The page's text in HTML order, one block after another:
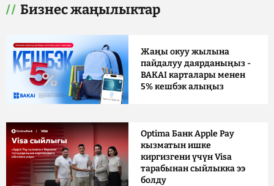
Бизнес жаңылыктар
Жаңы окуу жылына
пайдалуу даярданыңыз -
BAKAI карталары менен
5% кешбэк алыңыз
Optima Банк Apple Pay
кызматын ишке
киргизгени үчүн Visa
тарабынан сыйлыкка ээ
болду